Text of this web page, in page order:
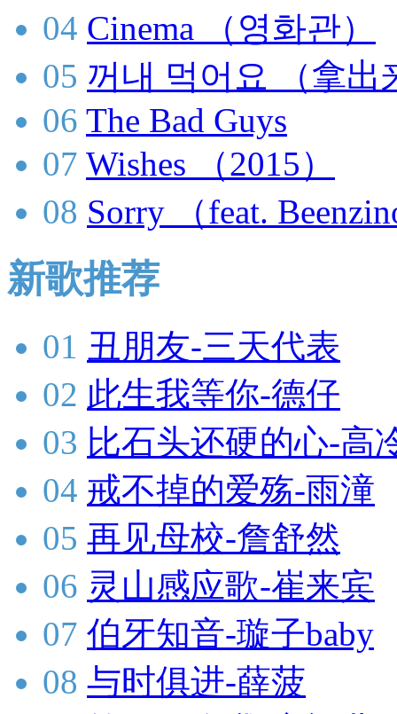
04 Cinema （영화관）
05 꺼내 먹어요 （拿出
06 The Bad Guys
07 Wishes （2015）
08 Sorry （feat.
新歌推荐
01 丑朋友-三天代表
02 此生我等你-德仔
03 比石头还硬的心-高
04 戒不掉的爱殇-雨潼
05 再见母校-詹舒然
06 灵山感应歌-崔来宾
07 伯牙知音-璇子baby
08 与时俱进-薛菠